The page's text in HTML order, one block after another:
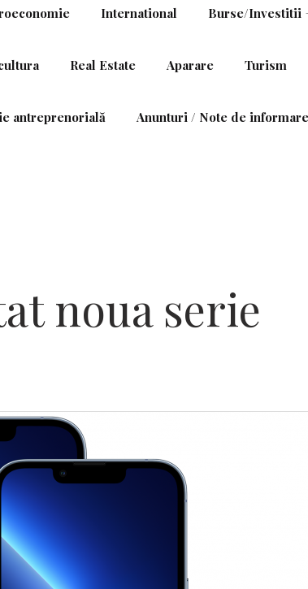
International Burse/Investitii
Real Estate Aparare Turism
antreprenorială Anunturi / Note de informare
noua serie